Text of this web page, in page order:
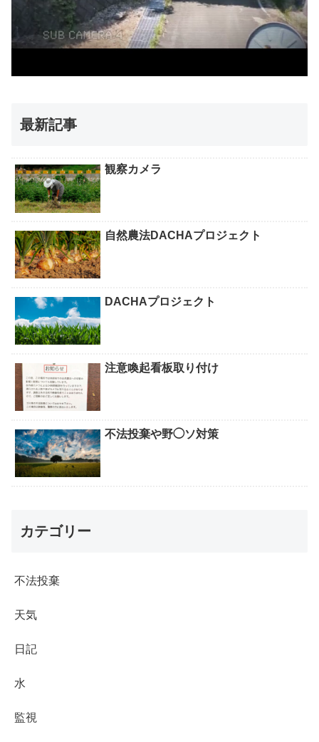
最新記事
観察カメラ
自然農法DACHAプロジェクト
DACHAプロジェクト
注意喚起看板取り付け
不法投棄や野◯ソ対策
カテゴリー
不法投棄
天気
日記
水
監視